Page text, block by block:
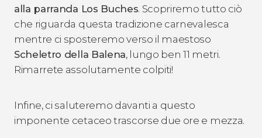
alla parranda Los Buches. Scopriremo tutto ciò
che riguarda questa tradizione carnevalesca
mentre ci sposteremo verso il maestoso
Scheletro della Balena, lungo ben 11 metri.
Rimarrete assolutamente colpiti!
Infine, ci saluteremo davanti a questo
imponente cetaceo trascorse due ore e mezza.